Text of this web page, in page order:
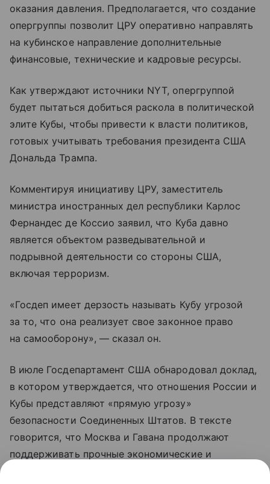
оказания давления. Предполагается, что создание
опергруппы позволит ЦРУ оперативно направлять
на кубинское направление дополнительные
финансовые, технические и кадровые ресурсы.
Как утверждают источники NYT, опергруппой
будет пытаться добиться раскола в политической
элите Кубы, чтобы привести к власти политиков,
готовых учитывать требования президента США
Дональда Трампа.
Комментируя инициативу ЦРУ, заместитель
министра иностранных дел республики Карлос
Фернандес де Коссио заявил, что Куба давно
является объектом разведывательной и
подрывной деятельности со стороны США,
включая терроризм.
«Госдеп имеет дерзость называть Кубу угрозой
за то, что она реализует свое законное право
на самооборону», — сказал он.
В июле Госдепартамент США обнародовал доклад,
в котором утверждается, что отношения России и
Кубы представляют «прямую угрозу»
безопасности Соединенных Штатов. В тексте
говорится, что Москва и Гавана продолжают
поддерживать прочные экономические и